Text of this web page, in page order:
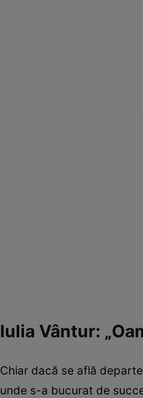
Iulia Vântur:
Chiar dacă se află
unde s-a bucurat de